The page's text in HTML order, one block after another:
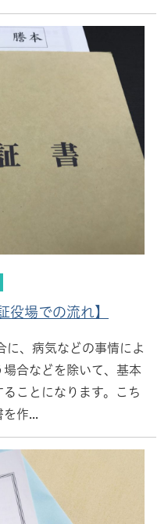
場での流れ】
に、病気などの事情によ
合などを除いて、基本
ことになります。こち
作...